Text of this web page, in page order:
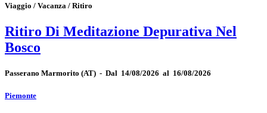
Viaggio / Vacanza / Ritiro
Ritiro Di Meditazione Depurativa Nel
Bosco
Passerano Marmorito (AT) - Dal 14/08/2026 al 16/08/2026
Piemonte